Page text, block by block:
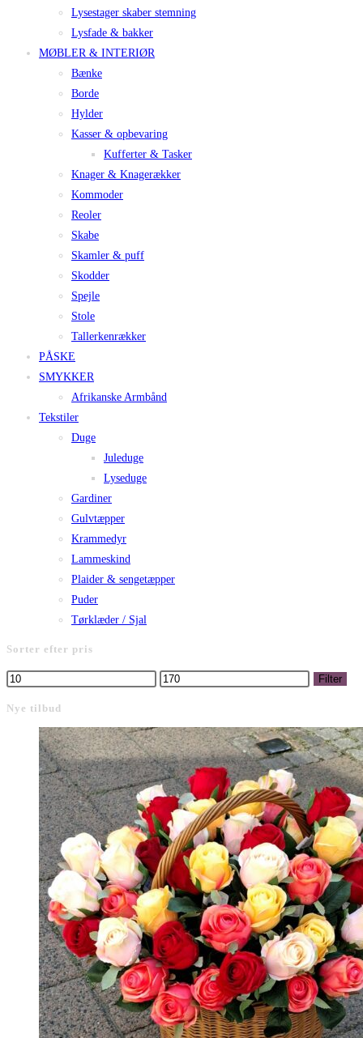
Lysestager skaber stemning
Lysfade & bakker
MØBLER & INTERIØR
Bænke
Borde
Hylder
Kasser & opbevaring
Kufferter & Tasker
Knager & Knagerækker
Kommoder
Reoler
Skabe
Skamler & puff
Skodder
Spejle
Stole
Tallerkenrækker
PÅSKE
SMYKKER
Afrikanske Armbånd
Tekstiler
Duge
Juleduge
Lyseduge
Gardiner
Gulvtæpper
Krammedyr
Lammeskind
Plaider & sengetæpper
Puder
Tørklæder / Sjal
Sorter efter pris
Mindste
Højeste
Filter
Nye tilbud